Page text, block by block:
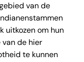
van de
uitkozen om hun
van de hier
te kunnen